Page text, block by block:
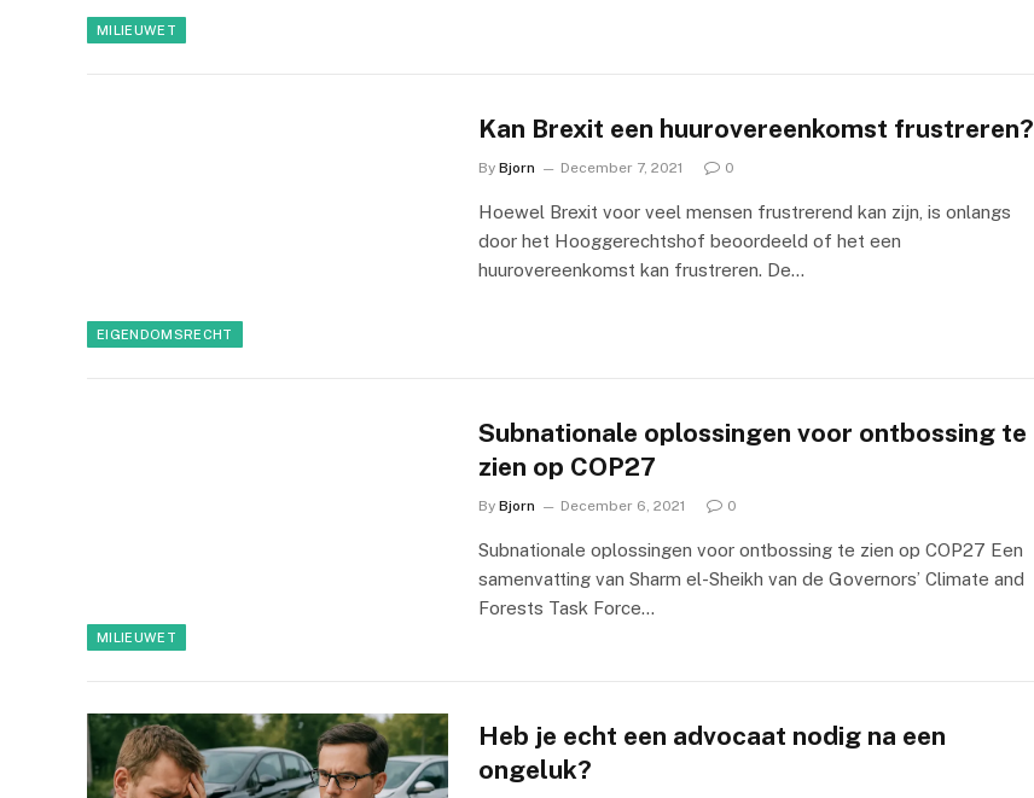
MILIEUWET
EIGENDOMSRECHT
Kan Brexit een huurovereenkomst frustreren?
By Bjorn December 7, 2021 0
Hoewel Brexit voor veel mensen frustrerend kan zijn, is onlangs
door het Hooggerechtshof beoordeeld of het een
huurovereenkomst kan frustreren. De…
MILIEUWET
Subnationale oplossingen voor ontbossing te
zien op COP27
By Bjorn December 6, 2021 0
Subnationale oplossingen voor ontbossing te zien op COP27 Een
samenvatting van Sharm el-Sheikh van de Governors’ Climate and
Forests Task Force…
Heb je echt een advocaat nodig na een
ongeluk?